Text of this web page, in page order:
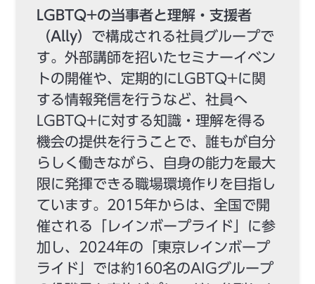
LGBTQ+の当事者と理解・支援者
（Ally） で構成される社員グループで
す。外部講師を招いたセミナーイベン
トの開催や、定期的にLGBTQ+に関
する情報発信を行うなど、社員へ
LGBTQ+に対する知識・理解を得る
機会の提供を行うことで、誰もが自分
らしく働きながら、自身の能力を最大
限に発揮できる職場環境作りを目指し
ています。2015年からは、全国で開
催される「レインボープライド」に参
加し、2024年の「東京レインボープ
ライド」では約160名のAIGグループ